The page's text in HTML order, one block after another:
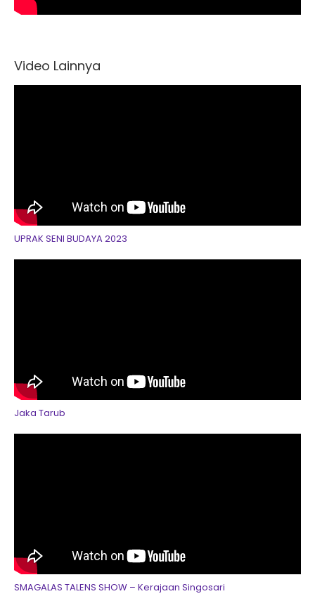
Video Lainnya
UPRAK SENI BUDAYA 2023
Jaka Tarub
SMAGALAS TALENS SHOW – Kerajaan Singosari